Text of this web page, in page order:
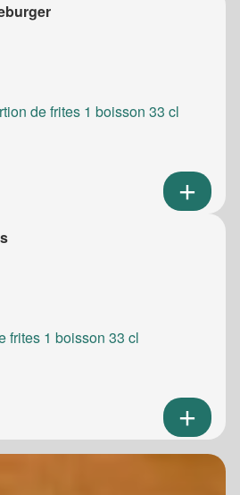
de frites 1 boisson 33 cl
frites 1 boisson 33 cl